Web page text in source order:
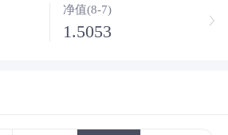
净值(8-7)
1.5053